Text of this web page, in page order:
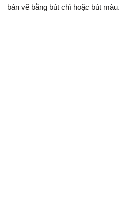
bản vẽ bằng bút chì hoặc bút màu.